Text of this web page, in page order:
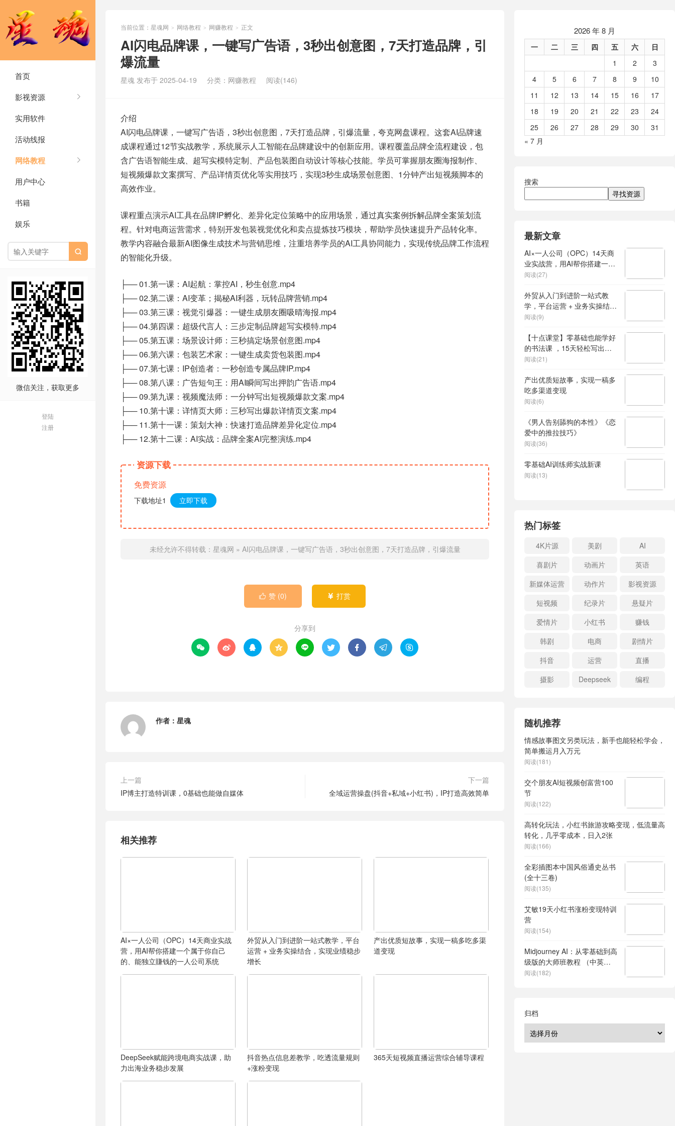
首页
影视资源
实用软件
活动线报
网络教程
用户中心
书籍
娱乐

微信关注，获取更多
登陆
注册
当前位置： 星魂网 > 网络教程 > 网赚教程 > 正文
AI闪电品牌课，一键写广告语，3秒出创意图，7天打造品牌，引
爆流量
星魂 发布于 2025-04-19 分类： 网赚教程 阅读(146)
介绍
AI闪电品牌课，一键写广告语，3秒出创意图，7天打造品牌，引爆流量，夸克网盘课程。这套AI品牌速
成课程通过12节实战教学，系统展示人工智能在品牌建设中的创新应用。课程覆盖品牌全流程建设，包
含广告语智能生成、超写实模特定制、产品包装图自动设计等核心技能。学员可掌握朋友圈海报制作、
短视频爆款文案撰写、产品详情页优化等实用技巧，实现3秒生成场景创意图、1分钟产出短视频脚本的
高效作业。
课程重点演示AI工具在品牌IP孵化、差异化定位策略中的应用场景，通过真实案例拆解品牌全案策划流
程。针对电商运营需求，特别开发包装视觉优化和卖点提炼技巧模块，帮助学员快速提升产品转化率。
教学内容融合最新AI图像生成技术与营销思维，注重培养学员的AI工具协同能力，实现传统品牌工作流程
的智能化升级。
├── 01.第一课：AI起航：掌控AI，秒生创意.mp4
├── 02.第二课：AI变革；揭秘AI利器，玩转品牌营销.mp4
├── 03.第三课：视觉引爆器：一键生成朋友圈吸晴海报.mp4
├── 04.第四课：超级代言人：三步定制品牌超写实模特.mp4
├── 05.第五课：场景设计师：三秒搞定场景创意图.mp4
├── 06.第六课：包装艺术家：一键生成卖货包装图.mp4
├── 07.第七课：IP创造者：一秒创造专属品牌IP.mp4
├── 08.第八课：广告短句王：用AI瞬间写出押韵广告语.mp4
├── 09.第九课：视频魔法师：一分钟写出短视频爆款文案.mp4
├── 10.第十课：详情页大师：三秒写出爆款详情页文案.mp4
├── 11.第十一课：策划大神：快速打造品牌差异化定位.mp4
├── 12.第十二课：AI实战：品牌全案AI完整演练.mp4
资源下载
免费资源
下载地址1 立即下载
未经允许不得转载： 星魂网 » AI闪电品牌课，一键写广告语，3秒出创意图，7天打造品牌，引爆流量
 赞 (0)  打赏
分享到
        
作者： 星魂
上一篇
IP博主打造特训课，0基础也能做自媒体
下一篇
全域运营操盘(抖音+私域+小红书)，IP打造高效简单
相关推荐
AI×一人公司（OPC）14天商业实战
营，用AI帮你搭建一个属于你自己
的、能独立賺钱的一人公司系统
外贸从入门到进阶一站式教学，平台
运营 + 业务实操结合，实现业绩稳步
增长
产出优质短故事，实现一稿多吃多渠
道变现
DeepSeek赋能跨境电商实战课，助
力出海业务稳步发展
抖音热点信息差教学，吃透流量规则
+涨粉变现
365天短视频直播运营综合辅导课程
2026 年 8 月
一 二 三 四 五 六
日
1
2
3
4
5 6 7 8 9
10
11
12 13 14 15 16
17
18
19 20 21 22 23
24
25
26 27 28 29 30
31
« 7 月
搜索
寻找资源
最新文章
AI×一人公司（OPC）14天商
业实战营，用AI帮你搭建一个
属于你自己的、能独立賺钱的
阅读(27)
外贸从入门到进阶一站式教
学，平台运营 + 业务实操结
合，实现业绩稳步增长
阅读(9)
【十点课堂】零基础也能学好
的书法课 ，15天轻松写出漂
亮人生
阅读(21)
产出优质短故事，实现一稿多
吃多渠道变现
阅读(6)
《男人告别舔狗的本性》《恋
爱中的推拉技巧》
阅读(36)
零基础AI训练师实战新课
阅读(13)
热门标签
4K片源 美剧
AI
喜剧片
动画片
英语
新媒体运营
动作片
影视资源
短视频
纪录片
悬疑片
爱情片
小红书
赚钱
韩剧
电商
剧情片
抖音
运营
直播
摄影
Deepseek 编程
随机推荐
情感故事图文另类玩法，新手也能轻松学会，
简单搬运月入万元
阅读(181)
交个朋友AI短视频创富营100
节
阅读(122)
高转化玩法，小红书旅游攻略变现，低流量高
转化，几乎零成本，日入2张
阅读(166)
全彩插图本中国风俗通史丛书
(全十三卷)
阅读(135)
艾敏19天小红书涨粉变现特训
营
阅读(154)
Midjourney AI：从零基础到高
级版的大师班教程 （中英字
幕）
阅读(182)
归档